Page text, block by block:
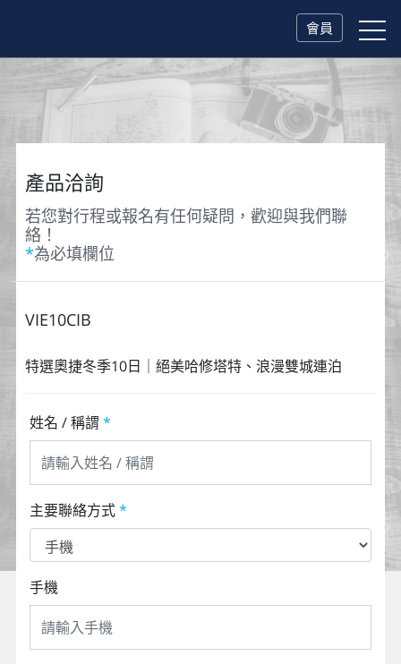
會員
產品洽詢
若您對行程或報名有任何疑問，歡迎與我們聯
絡！
*為必填欄位
VIE10CIB
特選奧捷冬季10日｜絕美哈修塔特、浪漫雙城連泊
姓名 / 稱謂 *
主要聯絡方式*
手機